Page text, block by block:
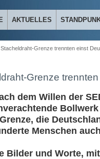
AKTUELLES
Grenze trennten einst
Grenze
dem Willen der
die
Menschen
Bilder und Worte,